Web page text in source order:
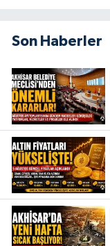
Son Haberler